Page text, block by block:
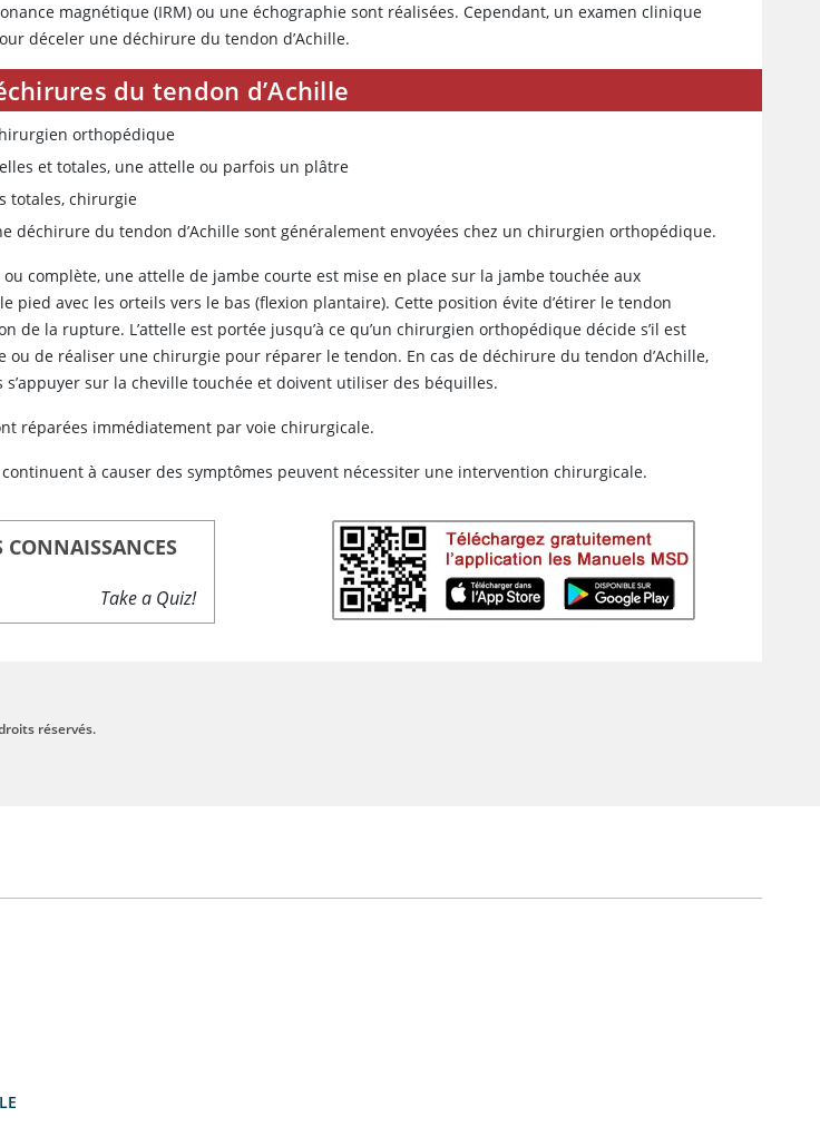
magnétique (IRM) ou une échographie sont réalisées. Cependant, un examen clinique
déceler une déchirure du tendon d’Achille.
du tendon d’Achille
orthopédique
et totales, une attelle ou parfois un plâtre
totales, chirurgie
déchirure du tendon d’Achille sont généralement envoyées chez un chirurgien orthopédique.
complète, une attelle de jambe courte est mise en place sur la jambe touchée aux
pied avec les orteils vers le bas (flexion plantaire). Cette position évite d’étirer le tendon
de la rupture. L’attelle est portée jusqu’à ce qu’un chirurgien orthopédique décide s’il est
de réaliser une chirurgie pour réparer le tendon. En cas de déchirure du tendon d’Achille,
sur la cheville touchée et doivent utiliser des béquilles.
réparées immédiatement par voie chirurgicale.
à causer des symptômes peuvent nécessiter une intervention chirurgicale.
CONNAISSANCES
Take a Quiz!
réservés.